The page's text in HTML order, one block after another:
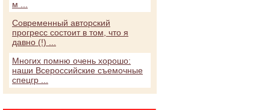
м ...
Современный авторский
прогресс состоит в том, что я
давно (!) ...
Многих помню очень хорошо:
наши Всероссийские съемочные
спецгр ...